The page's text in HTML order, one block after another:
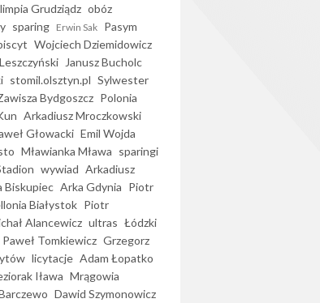
Grudziądz obóz
sparing Erwin Sak Pasym
Wojciech Dziemidowicz
Janusz Bucholc
stomil.olsztyn.pl Sylwester
Bydgoszcz Polonia
Arkadiusz Mroczkowski
Głowacki Emil Wojda
Mławianka Mława sparingi
wywiad Arkadiusz
Biskupiec Arka Gdynia Piotr
Białystok Piotr
Alancewicz ultras Łódzki
Paweł Tomkiewicz Grzegorz
licytacje Adam Łopatko
Iława Mrągowia
Dawid Szymonowicz